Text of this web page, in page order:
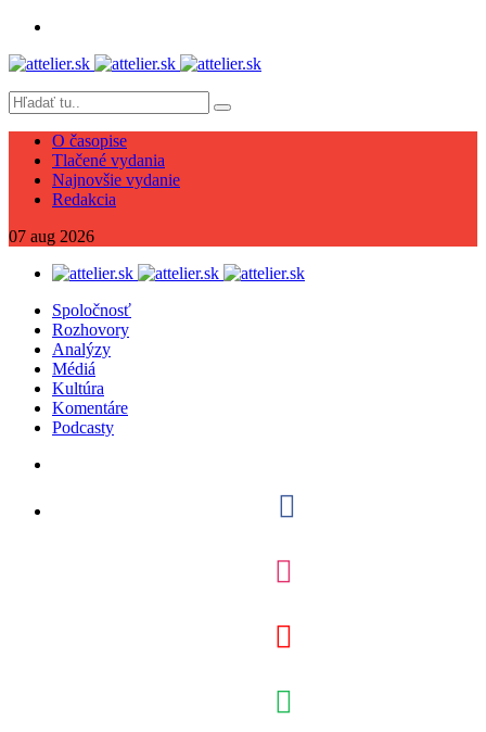
O časopise
Tlačené vydania
Najnovšie vydanie
Redakcia
07 aug 2026
Spoločnosť
Rozhovory
Analýzy
Médiá
Kultúra
Komentáre
Podcasty